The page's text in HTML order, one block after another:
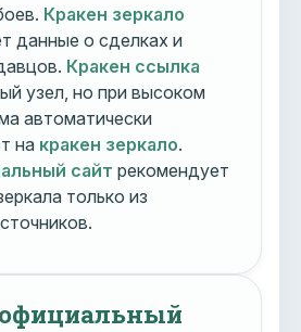
Кракен зеркало
данные о сделках и
Кракен ссылка
узел, но при высоком
автоматически
на кракен зеркало.
сайт рекомендует
только из